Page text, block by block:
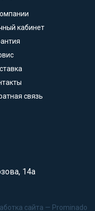
кабинет
связь
14а
сайта — Prominado